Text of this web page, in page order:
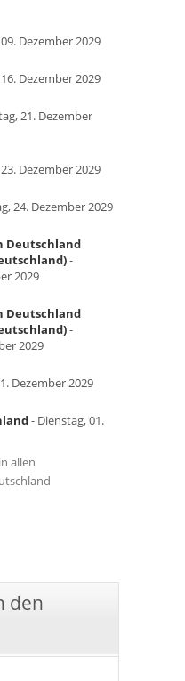
Dezember 2029
Dezember 2029
21. Dezember
Dezember 2029
24. Dezember 2029
Deutschland
-
2029
Deutschland
-
2029
Dezember 2029
- Dienstag, 01.
allen
den